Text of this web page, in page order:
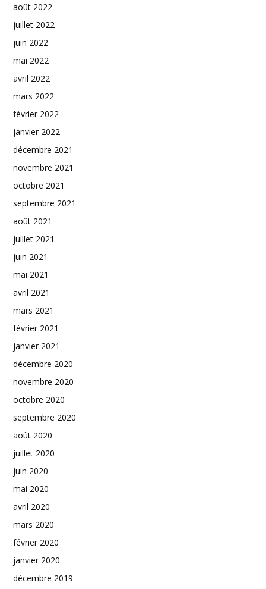
août 2022
juillet 2022
juin 2022
mai 2022
avril 2022
mars 2022
février 2022
janvier 2022
décembre 2021
novembre 2021
octobre 2021
septembre 2021
août 2021
juillet 2021
juin 2021
mai 2021
avril 2021
mars 2021
février 2021
janvier 2021
décembre 2020
novembre 2020
octobre 2020
septembre 2020
août 2020
juillet 2020
juin 2020
mai 2020
avril 2020
mars 2020
février 2020
janvier 2020
décembre 2019